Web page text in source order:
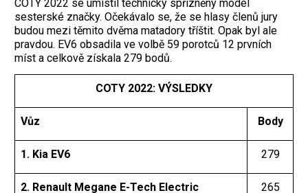
COTY 2022 se umístil technicky spřízněný model
sesterské značky. Očekávalo se, že se hlasy členů jury
budou mezi těmito dvěma matadory tříštit. Opak byl ale
pravdou. EV6 obsadila ve volbě 59 porotců 12 prvních
míst a celkově získala 279 bodů.
COTY 2022: VÝSLEDKY
Vůz Body
1. Kia EV6 279
2. Renault Megane E-Tech Electric 265